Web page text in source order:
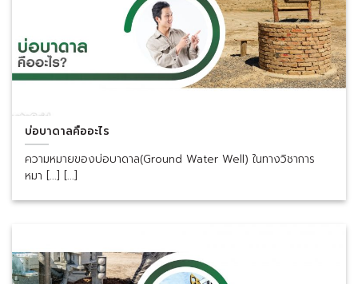
บ่อบาดาลคืออะไร
ความหมายของบ่อบาดาล(Ground Water Well) ในทางวิชาการ
หมา [...] [...]